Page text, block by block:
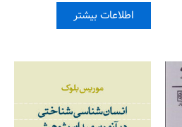
اطلاعات بیشتر